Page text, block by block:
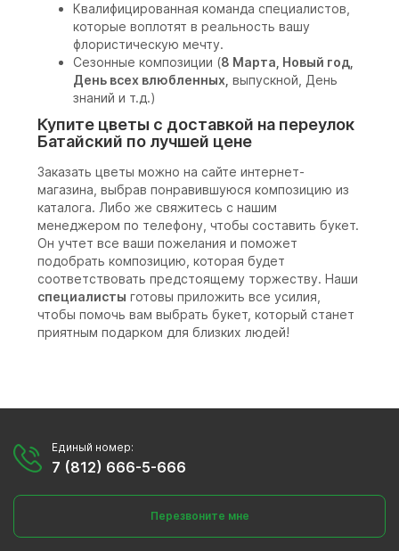
Квалифицированная команда специалистов,
которые воплотят в реальность вашу
флористическую мечту.
Сезонные композиции (8 Марта, Новый год,
День всех влюбленных, выпускной, День
знаний и т.д.)
Купите цветы с доставкой на переулок
Батайский по лучшей цене
Заказать цветы можно на сайте интернет-
магазина, выбрав понравившуюся композицию из
каталога. Либо же свяжитесь с нашим
менеджером по телефону, чтобы составить букет.
Он учтет все ваши пожелания и поможет
подобрать композицию, которая будет
соответствовать предстоящему торжеству. Наши
специалисты готовы приложить все усилия,
чтобы помочь вам выбрать букет, который станет
приятным подарком для близких людей!
Единый номер:
7 (812) 666-5-666
Перезвоните мне